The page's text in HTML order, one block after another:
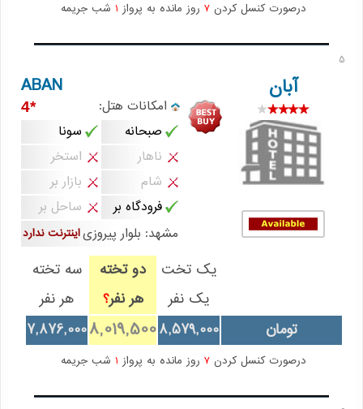
درصورت کنسل کردن 7 روز مانده به پرواز شب جریمه
5
آبان ABAN
امکانات هتل: *4
صبحانه
سونا
ناهار
استخر
شام
بازار بر
فرودگاه بر
ساحل بر
اینترنت نداردمشهد: بلوار پيروزی
یک تخت
یک نفر
دو تخته
هر نفر؟
سه تخته
هر نفر
تومان
8,579,000
8,019,500
7,876,000
درصورت کنسل کردن 7 روز مانده به پرواز شب جریمه